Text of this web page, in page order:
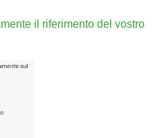
il riferimento del vostro